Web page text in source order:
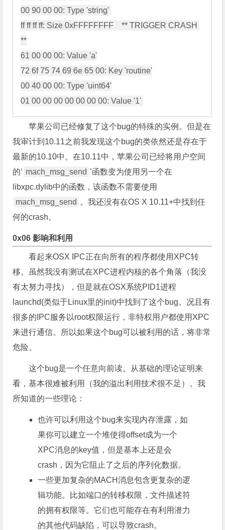
00 90 00 00: Type 'string'
ff ff ff ff: Size 0xFFFFFFFF    ** TRIGGER CRASH
**
61 00 00 00: Value 'a'
72 6f 75 74 69 6e 65 00: Key 'routine'
00 40 00 00: Type 'uint64'
苹果公司已经修复了这个bug的特殊的实例。但是在
我审计到10.11之前我发现这个bug的类依然还是存在于
最新的10.10中。在10.11中，苹果公司已经将用户空间
的‘ mach_msg_send ’函数变为使用另一个在
libxpc.dylib中的函数，该函数不需要使用
mach_msg_send 。我还没有在OS X 10.11+中找到任
何的crash。
0x06 影响和利用
看起来OSX IPC正在向所有的程序都使用XPC转
移。虽然我没有测试在XPC进程内核的各个角落（我没
有太努力寻找），但是就在OSX系统PID1进程
launchd(类似于Linux里的init)中找到了这个bug。况且有
很多的IPC服务以root权限运行，非特权用户都使用XPC
来进行通信。所以如果这个bug可以被利用的话，将非常
危险。
这个bug是一个任意向前读。从基础的理论证明来
看，基本很难被利用（我的溢出利用技术很不足）。我
所知道的一些理论：
也许可以利用这个bug来实现内存泄露，如
果你可以建立一个堆使得offset成为一个
XPC消息的key值，但是基本上还是会
crash，因为它阻止了之后的序列化数据。
一些更加复杂的MACH消息包含更复杂的逻
辑功能。比如端口的转移权限，文件描述符
的拥有权限等。它们也可能存在有利用潜力
的其他代码缺陷，可以导致crash。